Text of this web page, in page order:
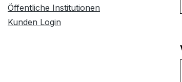
Öffentliche Institutionen
Kunden Login